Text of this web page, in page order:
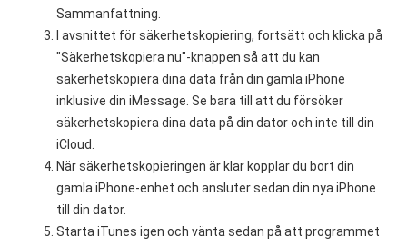
Sammanfattning.
I avsnittet för säkerhetskopiering, fortsätt och klicka på
"Säkerhetskopiera nu"-knappen så att du kan
säkerhetskopiera dina data från din gamla iPhone
inklusive din iMessage. Se bara till att du försöker
säkerhetskopiera dina data på din dator och inte till din
iCloud.
När säkerhetskopieringen är klar kopplar du bort din
gamla iPhone-enhet och ansluter sedan din nya iPhone
till din dator.
Starta iTunes igen och vänta sedan på att programmet